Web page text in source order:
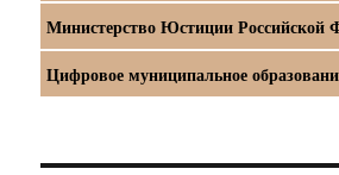
Министерство Юстиции Российской
Цифровое муниципальное